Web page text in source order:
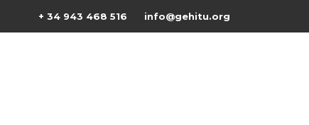
+ 34 943 468 516 info@gehitu.org